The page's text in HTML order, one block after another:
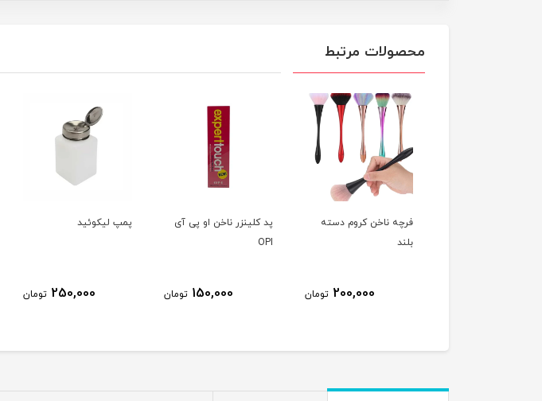
محصولات مرتبط
فرچه ناخن کروم دسته
بلند
200,000 تومان
پد کلینزر ناخن او پی آی
OPI
150,000 تومان
پمپ لیکوئید
250,000 تومان